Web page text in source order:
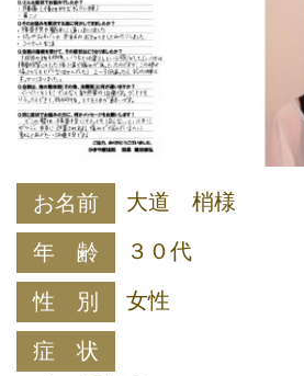
お名前 大道 梢様
年 齢 ３０代
性 別 女性
症 状